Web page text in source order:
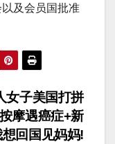
及会员国批准
女子美国打拼
摩遇癌症+新
想回国见妈妈!